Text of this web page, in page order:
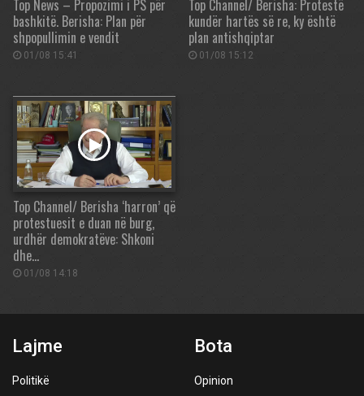
Top News – Propozimi i PS për
bashkitë. Berisha: Plan për
shpopullimin e vendit
01/08 15:41
Top Channel/ Berisha: Protestë
kundër hartës së re, ky është
plan antishqiptar
01/08 15:12
Top Channel/ Berisha ‘harron’ që
protestuesit e duan në burg,
urdhër demokratëve: Shkoni
dhe…
01/08 14:18
Lajme
Politikë
Bota
Opinion